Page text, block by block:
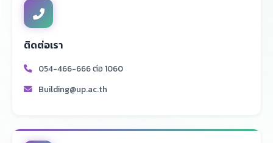
ติดต่อเรา
054-466-666 ต่อ 1060
Building@up.ac.th